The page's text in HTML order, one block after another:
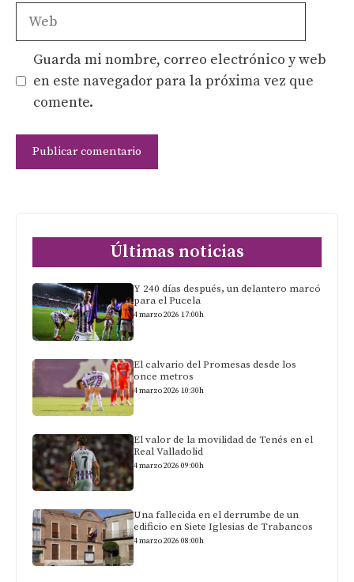
Web
Guarda mi nombre, correo electrónico y web
en este navegador para la próxima vez que
comente.
Últimas noticias
Y 240 días después, un delantero marcó
para el Pucela
4 marzo 2026 17:00h
El calvario del Promesas desde los
once metros
4 marzo 2026 10:30h
El valor de la movilidad de Tenés en el
Real Valladolid
4 marzo 2026 09:00h
Una fallecida en el derrumbe de un
edificio en Siete Iglesias de Trabancos
4 marzo 2026 08:00h